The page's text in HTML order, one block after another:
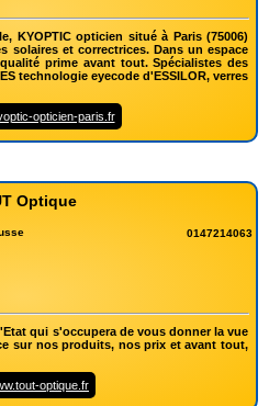
KYOPTIC opticien situé à Paris (75006)
solaires et correctrices. Dans un espace
prime avant tout. Spécialistes des
technologie eyecode d'ESSILOR, verres
opticien-paris.fr
Optique
0147214063
qui s'occupera de vous donner la vue
sur nos produits, nos prix et avant tout,
optique.fr